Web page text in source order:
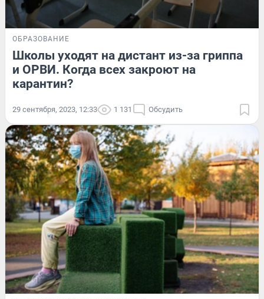
ОБРАЗОВАНИЕ
Школы уходят на дистант из-за гриппа
и ОРВИ. Когда всех закроют на
карантин?
29 сентября, 2023, 12:33 1 131 Обсудить